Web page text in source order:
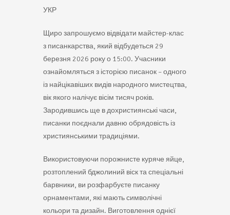
УКР
Щиро запрошуємо відвідати майстер-клас
з писанкарства, який відбудеться 29
березня 2026 року о 15:00. Учасники
ознайомляться з історією писанок – одного
із найцікавіших видів народного мистецтва,
вік якого налічує вісім тисяч років.
Зародившись ще в дохристиянські часи,
писанки поєднали давню обрядовість із
християнськими традиціями.
Використовуючи порожнисте куряче яйце,
розтоплений бджолиний віск та спеціальні
барвники, ви розфарбуєте писанку
орнаментами, які мають символічні
кольори та дизайн. Виготовлення однієї